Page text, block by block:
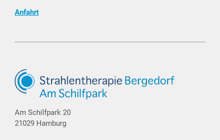
Anfahrt
Am Schilfpark 20
21029 Hamburg